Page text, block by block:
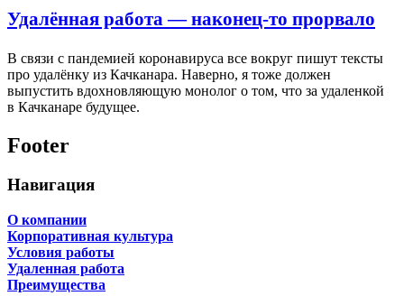
Удалённая работа — наконец-то прорвало
В связи с пандемией коронавируса все вокруг пишут тексты
про удалёнку из Качканара. Наверно, я тоже должен
выпустить вдохновляющую монолог о том, что за удаленкой
в Качканаре будущее.
Footer
Навигация
О компании
Корпоративная культура
Условия работы
Удаленная работа
Преимущества